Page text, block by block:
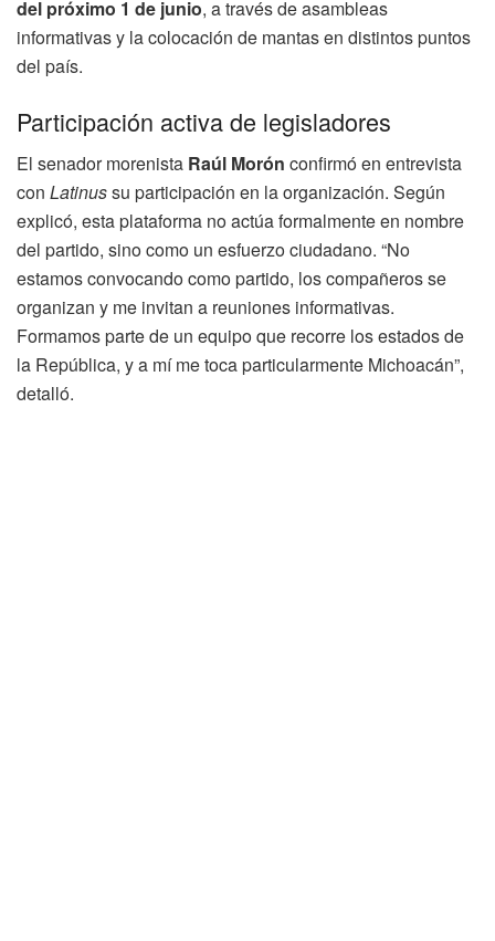
del próximo 1 de junio, a través de asambleas
informativas y la colocación de mantas en distintos puntos
del país.
Participación activa de legisladores
El senador morenista Raúl Morón confirmó en entrevista
con Latinussu participación en la organización. Según
explicó, esta plataforma no actúa formalmente en nombre
del partido, sino como un esfuerzo ciudadano. “No
estamos convocando como partido, los compañeros se
organizan y me invitan a reuniones informativas.
Formamos parte de un equipo que recorre los estados de
la República, y a mí me toca particularmente Michoacán”,
detalló.